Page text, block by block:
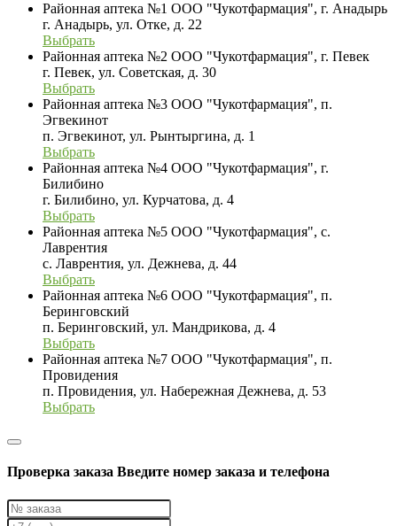
Районная аптека №1 ООО "Чукотфармация", г. Анадырь
г. Анадырь, ул. Отке, д. 22
Выбрать
Районная аптека №2 ООО "Чукотфармация", г. Певек
г. Певек, ул. Советская, д. 30
Выбрать
Районная аптека №3 ООО "Чукотфармация", п.
Эгвекинот
п. Эгвекинот, ул. Рынтыргина, д. 1
Выбрать
Районная аптека №4 ООО "Чукотфармация", г.
Билибино
г. Билибино, ул. Курчатова, д. 4
Выбрать
Районная аптека №5 ООО "Чукотфармация", с.
Лаврентия
с. Лаврентия, ул. Дежнева, д. 44
Выбрать
Районная аптека №6 ООО "Чукотфармация", п.
Беринговский
п. Беринговский, ул. Мандрикова, д. 4
Выбрать
Районная аптека №7 ООО "Чукотфармация", п.
Провидения
п. Провидения, ул. Набережная Дежнева, д. 53
Выбрать
Проверка заказа Введите номер заказа и телефона